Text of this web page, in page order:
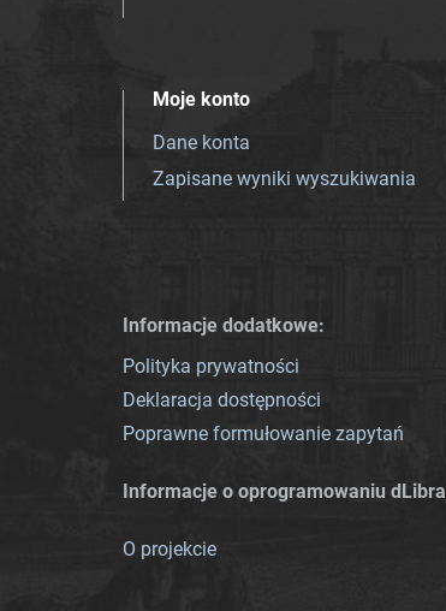
Moje konto
Dane konta
Zapisane wyniki wyszukiwania
Informacje dodatkowe:
Polityka prywatności
Deklaracja dostępności
Poprawne formułowanie zapytań
Informacje o oprogramowaniu dLibra
O projekcie